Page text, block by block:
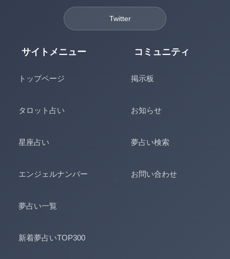
Twitter
サイトメニュー
トップページ
タロット占い
星座占い
エンジェルナンバー
夢占い一覧
新着夢占いTOP300
コミュニティ
掲示板
お知らせ
夢占い検索
お問い合わせ